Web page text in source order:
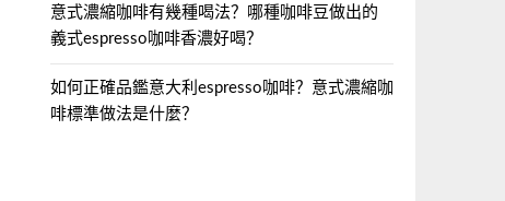
意式濃縮咖啡有幾種喝法？哪種咖啡豆做出的
義式espresso咖啡香濃好喝？
如何正確品鑑意大利espresso咖啡？意式濃縮咖
啡標準做法是什麼？